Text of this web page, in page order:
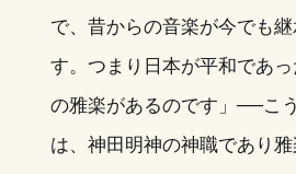
で、昔からの音楽が今でも
す。つまり日本が平和であ
の雅楽があるのです」──こ
は、神田明神の神職であり